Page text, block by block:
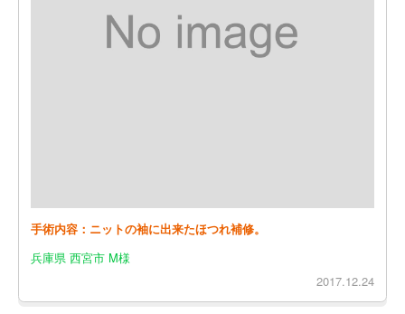
手術内容：ニットの袖に出来たほつれ補修。
兵庫県 西宮市 M様
2017.12.24